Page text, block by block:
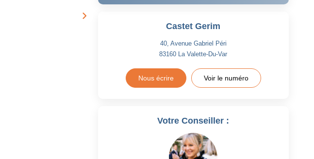
Castet Gerim
40, Avenue Gabriel Péri
83160 La Valette-Du-Var
Nous écrire Voir le numéro
Votre Conseiller :